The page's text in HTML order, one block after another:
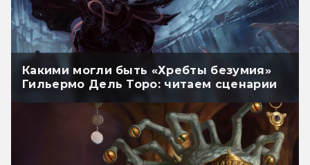
Какими могли быть «Хребты безумия»
Гильермо Дель Торо: читаем сценарии